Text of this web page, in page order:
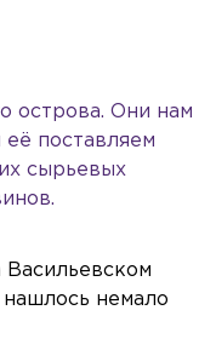
острова. Они нам
поставляем
сырьевых
Васильевском
немало